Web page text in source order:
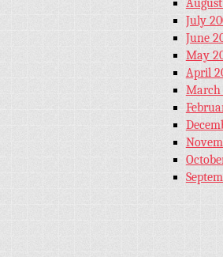
July
June
May
April
March